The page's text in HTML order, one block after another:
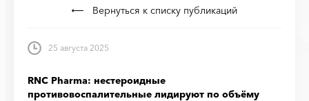
Вернуться к списку публикаций
25 августа 2025
RNC Pharma: нестероидные
противовоспалительные лидируют по объёму